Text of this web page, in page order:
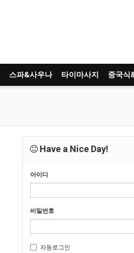
스파&사우나 타이마사지 중국식
Have a Nice Day!
아이디
비밀번호
자동로그인